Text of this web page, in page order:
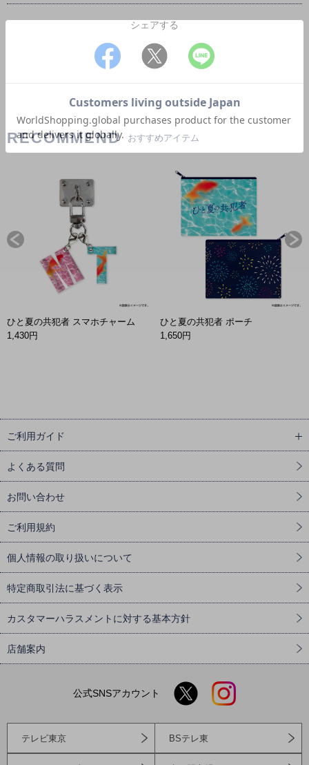
シェアする
RECOMMEND おすすめアイテム
ひと夏の共犯者 スマホチャーム
1,430円
ひと夏の共犯者 ポーチ
1,650円
ご利用ガイド
よくある質問
お問い合わせ
ご利用規約
個人情報の取り扱いについて
特定商取引法に基づく表示
カスタマーハラスメントに対する基本方針
店舗案内
公式SNSアカウント
テレビ東京 BSテレ東